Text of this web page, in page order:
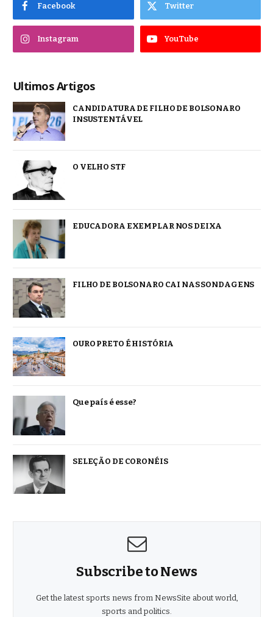
Facebook Twitter
Instagram YouTube
Ultimos Artigos
CANDIDATURA DE FILHO DE BOLSONARO
INSUSTENTÁVEL
O VELHO STF
EDUCADORA EXEMPLAR NOS DEIXA
FILHO DE BOLSONARO CAI NAS SONDAGENS
OURO PRETO É HISTÓRIA
Que país é esse?
SELEÇÃO DE CORONÉIS
Subscribe to News
Get the latest sports news from NewsSite about world,
sports and politics.